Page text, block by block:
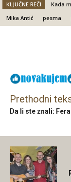
KLJUČNE REČI Kada
Mika Antić
pesma
Prethodni
Da li ste znali: